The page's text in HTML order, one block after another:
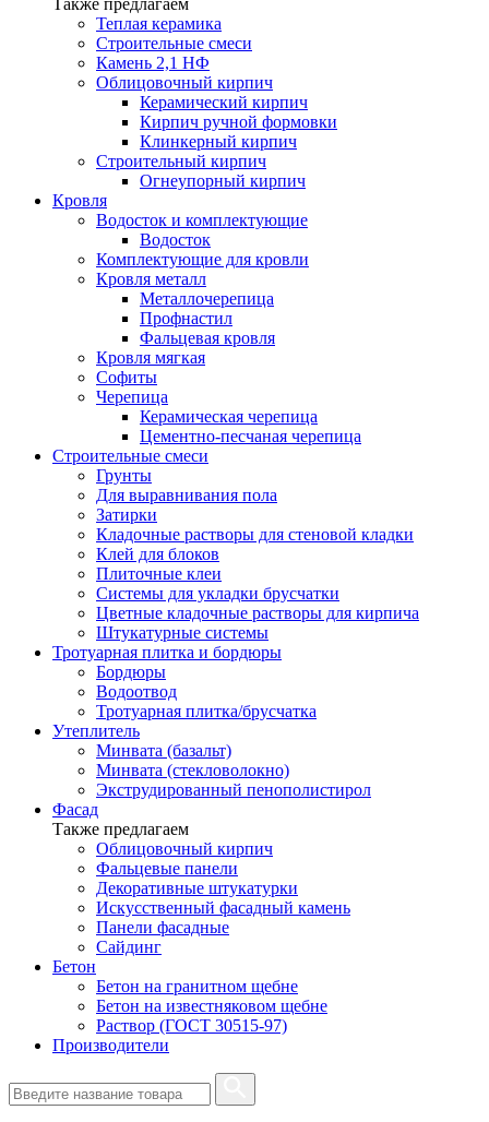
Также предлагаем
Теплая керамика
Строительные смеси
Камень 2,1 НФ
Облицовочный кирпич
Керамический кирпич
Кирпич ручной формовки
Клинкерный кирпич
Строительный кирпич
Огнеупорный кирпич
Кровля
Водосток и комплектующие
Водосток
Комплектующие для кровли
Кровля металл
Металлочерепица
Профнастил
Фальцевая кровля
Кровля мягкая
Софиты
Черепица
Керамическая черепица
Цементно-песчаная черепица
Строительные смеси
Грунты
Для выравнивания пола
Затирки
Кладочные растворы для стеновой кладки
Клей для блоков
Плиточные клеи
Системы для укладки брусчатки
Цветные кладочные растворы для кирпича
Штукатурные системы
Тротуарная плитка и бордюры
Бордюры
Водоотвод
Тротуарная плитка/брусчатка
Утеплитель
Минвата (базальт)
Минвата (стекловолокно)
Экструдированный пенополистирол
Фасад
Также предлагаем
Облицовочный кирпич
Фальцевые панели
Декоративные штукатурки
Искусственный фасадный камень
Панели фасадные
Сайдинг
Бетон
Бетон на гранитном щебне
Бетон на известняковом щебне
Раствор (ГОСТ 30515-97)
Производители